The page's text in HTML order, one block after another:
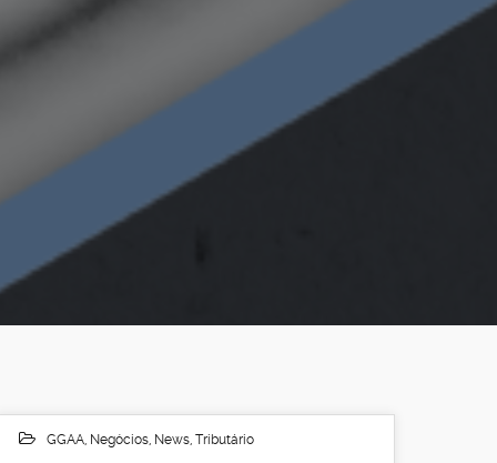
GGAA, Negócios, News, Tributário